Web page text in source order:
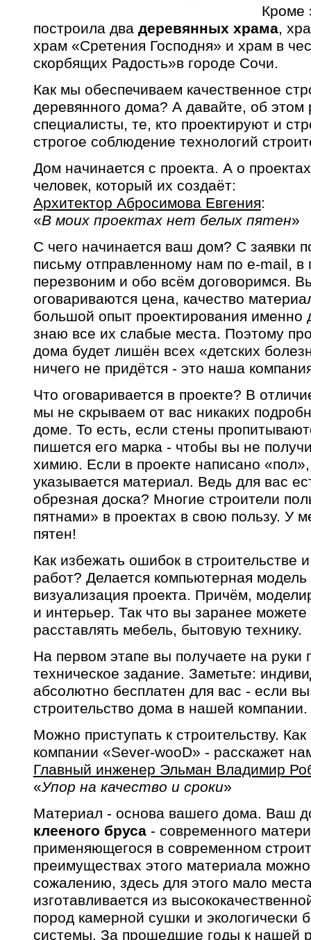
Кроме
построила два деревянных храма,
храм «Сретения Господня» и храм в
скорбящих Радость»в городе Сочи.
Как мы обеспечиваем качественное
деревянного дома? А давайте, об этом
специалисты, те, кто проектируют и
строгое соблюдение технологий
Дом начинается с проекта. А о
человек, который их создаёт:
Архитектор Абросимова Евгения:
«В моих проектах нет белых пятен»
С чего начинается ваш дом? С заявки
письму отправленному нам по e-mail,
перезвоним и обо всём договоримся.
оговариваются цена, качество
большой опыт проектирования именно
знаю все их слабые места. Поэтому
дома будет лишён всех «детских
ничего не придётся - это наша
Что оговаривается в проекте? В
мы не скрываем от вас никаких
доме. То есть, если стены
пишется его марка - чтобы вы не
химию. Если в проекте написано
указывается материал. Ведь для вас
обрезная доска? Многие строители
пятнами» в проектах в свою пользу. У
пятен!
Как избежать ошибок в строительстве
работ? Делается компьютерная
визуализация проекта. Причём,
и интерьер. Так что вы заранее можете
расставлять мебель, бытовую технику.
На первом этапе вы получаете на руки
техническое задание. Заметьте:
абсолютно бесплатен для вас - если
строительство дома в нашей компании.
Можно приступать к строительству.
компании «Sever-wooD» - расскажет
Главный инженер Эльман Владимир
«Упор на качество и сроки»
Материал - основа вашего дома. Ваш
клееного бруса- современного
применяющегося в современном
преимуществах этого материала
сожалению, здесь для этого мало
изготавливается из
пород камерной сушки и экологически
системы. За прошедшие годы к нашей